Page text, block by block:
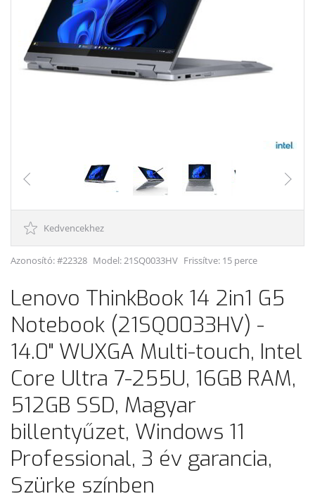
Kedvencekhez
Azonosító: #22328 Model:21SQ0033HV Frissítve: 15 perce
Lenovo ThinkBook 14 2in1 G5
Notebook (21SQ0033HV) -
14.0" WUXGA Multi-touch, Intel
Core Ultra 7-255U, 16GB RAM,
512GB SSD, Magyar
billentyűzet, Windows 11
Professional, 3 év garancia,
Szürke színben